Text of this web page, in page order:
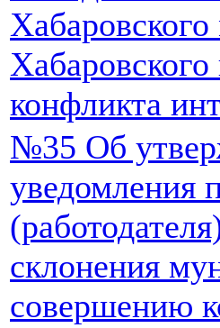
конфликта
№35 Об
уведомления
склонения
совершению